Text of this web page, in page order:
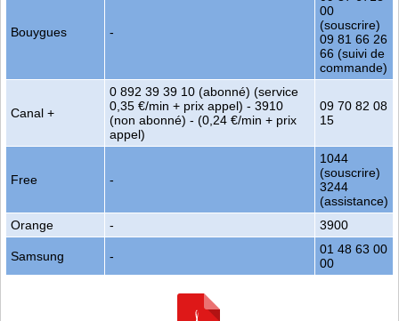
Bouygues -
00
(souscrire)
09 81 66 26
66 (suivi de
commande)
Canal +
0 892 39 39 10 (abonné) (service
0,35 €/min + prix appel) - 3910
(non abonné) - (0,24 €/min + prix
appel)
09 70 82 08
15
Free -
1044
(souscrire)
3244
(assistance)
Orange
- 3900
Samsung -
01 48 63 00
00